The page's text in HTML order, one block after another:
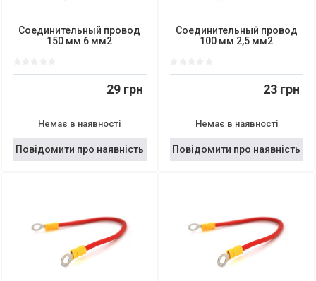
Соединительный провод
150 мм 6 мм2
29 грн
Немає в наявності
Повідомити про наявність
Соединительный провод
100 мм 2,5 мм2
23 грн
Немає в наявності
Повідомити про наявність